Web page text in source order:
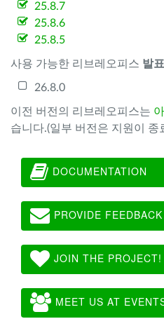
25.8.7
25.8.6
25.8.5
사용 가능한 리브레오피스 발
26.8.0
이전 버전의 리브레오피스는
습니다.(일부 버전은 지원이 종
DOCUMENTATION
PROVIDE FEEDBACK
JOIN THE PROJECT!
MEET US AT